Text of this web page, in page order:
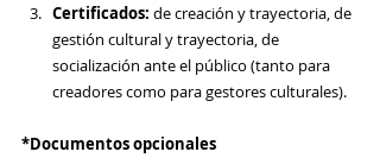
Certificados: de creación y trayectoria, de
gestión cultural y trayectoria, de
socialización ante el público (tanto para
creadores como para gestores culturales).
*Documentos opcionales